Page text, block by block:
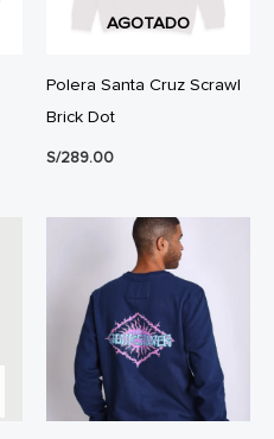
AGOTADO
Polera Santa Cruz Scrawl
Brick Dot
S/289.00